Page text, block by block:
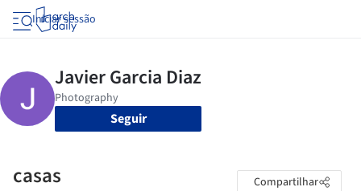
Iniciar sessão
Seguir
casas Compartilhar